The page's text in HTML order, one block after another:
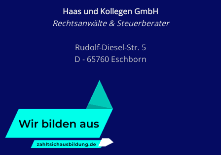
Haas und Kollegen GmbH
Rechtsanwälte & Steuerberater
Rudolf-Diesel-Str. 5
D - 65760 Eschborn